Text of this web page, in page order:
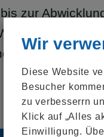
bis zur
ist, wenn es
Wir sind hier,
Wir
Diese Website
Besucher
zu verbesserrn
Klick auf „Alles
Einwilligung.